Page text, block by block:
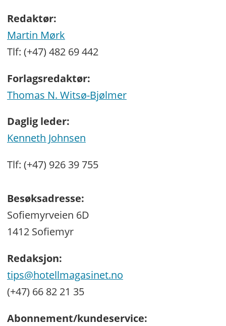
Redaktør:
Martin Mørk
Tlf: (+47) 482 69 442
Forlagsredaktør:
Thomas N. Witsø-Bjølmer
Daglig leder:
Kenneth Johnsen
Tlf: (+47) 926 39 755
Besøksadresse:
Sofiemyrveien 6D
1412 Sofiemyr
Redaksjon:
tips@hotellmagasinet.no
(+47) 66 82 21 35
Abonnement/kundeservice: